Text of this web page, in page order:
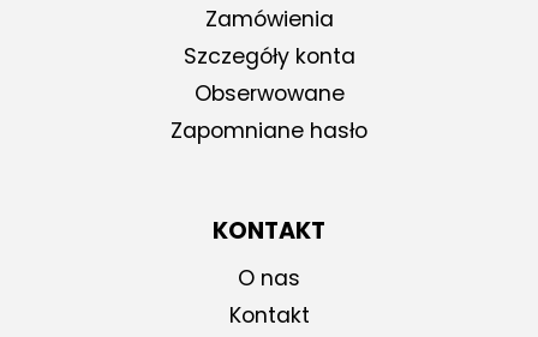
Zamówienia
Szczegóły konta
Obserwowane
Zapomniane hasło
KONTAKT
O nas
Kontakt